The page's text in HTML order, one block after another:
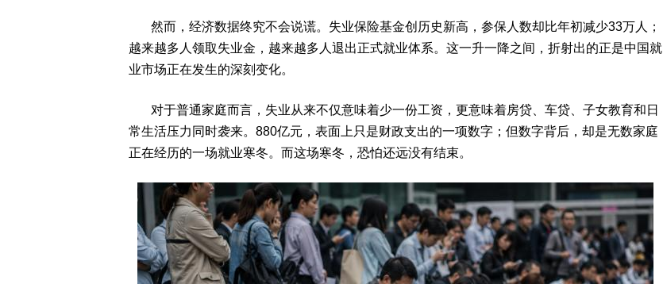
然而，经济数据终究不会说谎。失业保险基金创历史新高，参保人数却比年初减少33万人；
越来越多人领取失业金，越来越多人退出正式就业体系。这一升一降之间，折射出的正是中国就
业市场正在发生的深刻变化。
对于普通家庭而言，失业从来不仅意味着少一份工资，更意味着房贷、车贷、子女教育和日
常生活压力同时袭来。880亿元，表面上只是财政支出的一项数字；但数字背后，却是无数家庭
正在经历的一场就业寒冬。而这场寒冬，恐怕还远没有结束。